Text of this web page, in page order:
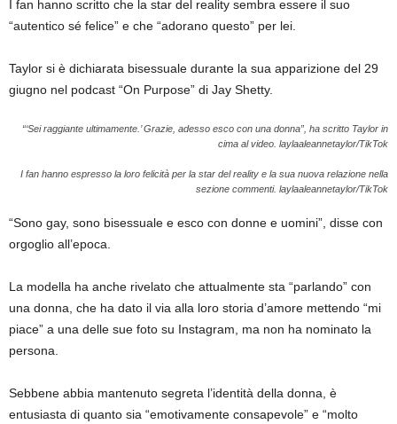
I fan hanno scritto che la star del reality sembra essere il suo
“autentico sé felice” e che “adorano questo” per lei.
Taylor si è dichiarata bisessuale durante la sua apparizione del 29
giugno nel podcast “On Purpose” di Jay Shetty.
“‘Sei raggiante ultimamente.’ Grazie, adesso esco con una donna”, ha scritto Taylor in
cima al video. laylaaleannetaylor/TikTok
I fan hanno espresso la loro felicità per la star del reality e la sua nuova relazione nella
sezione commenti. laylaaleannetaylor/TikTok
“Sono gay, sono bisessuale e esco con donne e uomini”, disse con
orgoglio all’epoca.
La modella ha anche rivelato che attualmente sta “parlando” con
una donna, che ha dato il via alla loro storia d’amore mettendo “mi
piace” a una delle sue foto su Instagram, ma non ha nominato la
persona.
Sebbene abbia mantenuto segreta l’identità della donna, è
entusiasta di quanto sia “emotivamente consapevole” e “molto